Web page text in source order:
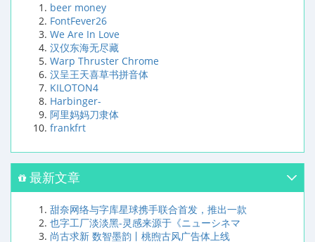
beer money
FontFever26
We Are In Love
汉仪东海无尽藏
Warp Thruster Chrome
汉呈王天喜草书拼音体
KILOTON4
Harbinger-
阿里妈妈刀隶体
frankfrt
最新文章
甜奈网络与字库星球携手联合首发，推出一款
也字工厂淡淡黑-灵感来源于《ニューシネマ
尚古求新 数智墨韵丨桃煦古风广告体上线